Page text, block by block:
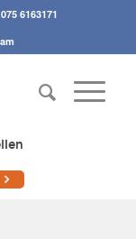
075 6163171